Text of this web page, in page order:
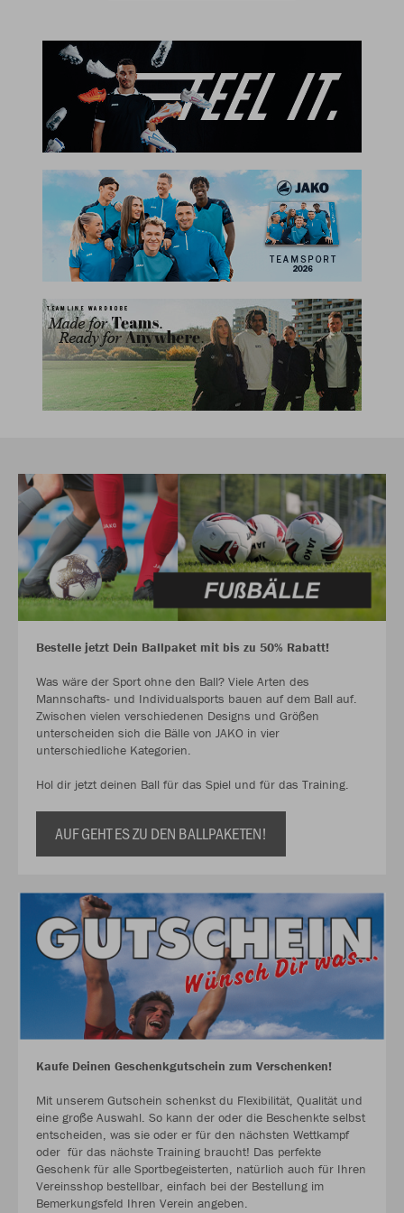
Bestelle jetzt Dein Ballpaket mit bis zu 50% Rabatt!
Was wäre der Sport ohne den Ball? Viele Arten des
Mannschafts- und Individualsports bauen auf dem Ball auf.
Zwischen vielen verschiedenen Designs und Größen
unterscheiden sich die Bälle von JAKO in vier
unterschiedliche Kategorien.
Hol dir jetzt deinen Ball für das Spiel und für das Training.
AUF GEHT ES ZU DEN BALLPAKETEN!
Kaufe Deinen Geschenkgutschein zum Verschenken!
Mit unserem Gutschein schenkst du Flexibilität, Qualität und
eine große Auswahl. So kann der oder die Beschenkte selbst
entscheiden, was sie oder er für den nächsten Wettkampf
oder für das nächste Training braucht! Das perfekte
Geschenk für alle Sportbegeisterten, natürlich auch für Ihren
Vereinsshop bestellbar, einfach bei der Bestellung im
Bemerkungsfeld Ihren Verein angeben.